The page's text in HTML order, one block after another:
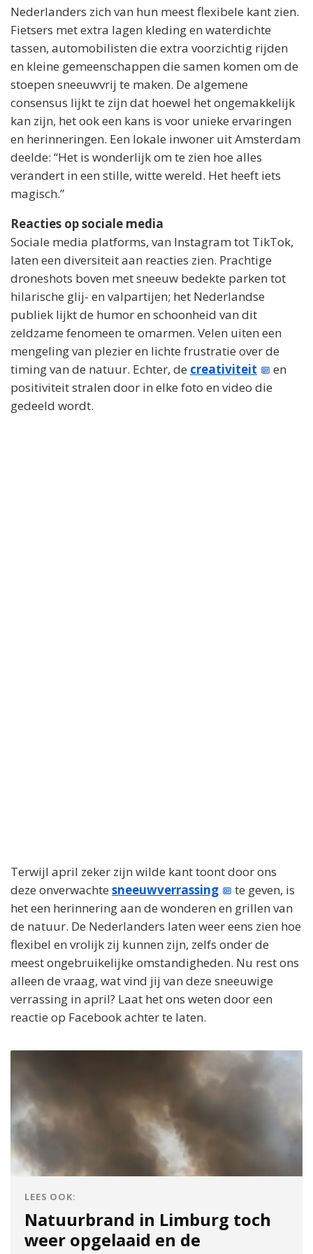
Nederlanders zich van hun meest flexibele kant zien.
Fietsers met extra lagen kleding en waterdichte
tassen, automobilisten die extra voorzichtig rijden
en kleine gemeenschappen die samen komen om de
stoepen sneeuwvrij te maken. De algemene
consensus lijkt te zijn dat hoewel het ongemakkelijk
kan zijn, het ook een kans is voor unieke ervaringen
en herinneringen. Een lokale inwoner uit Amsterdam
deelde: “Het is wonderlijk om te zien hoe alles
verandert in een stille, witte wereld. Het heeft iets
magisch.”
Reacties op sociale media
Sociale media platforms, van Instagram tot TikTok,
laten een diversiteit aan reacties zien. Prachtige
droneshots boven met sneeuw bedekte parken tot
hilarische glij- en valpartijen; het Nederlandse
publiek lijkt de humor en schoonheid van dit
zeldzame fenomeen te omarmen. Velen uiten een
mengeling van plezier en lichte frustratie over de
timing van de natuur. Echter, de creativiteit
en
positiviteit stralen door in elke foto en video die
gedeeld wordt.
Terwijl april zeker zijn wilde kant toont door ons
deze onverwachte sneeuwverrassing
te geven, is
het een herinnering aan de wonderen en grillen van
de natuur. De Nederlanders laten weer eens zien hoe
flexibel en vrolijk zij kunnen zijn, zelfs onder de
meest ongebruikelijke omstandigheden. Nu rest ons
alleen de vraag, wat vind jij van deze sneeuwige
verrassing in april? Laat het ons weten door een
reactie op Facebook achter te laten.
LEES OOK:
Natuurbrand in Limburg toch
weer opgelaaid en de